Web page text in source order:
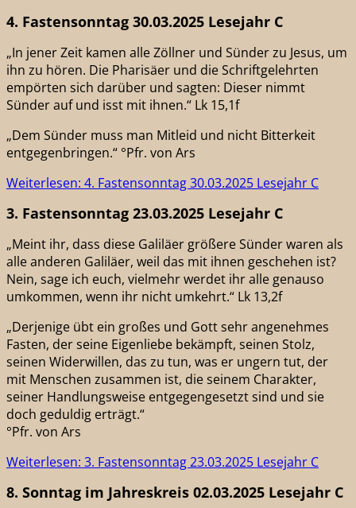
4. Fastensonntag 30.03.2025 Lesejahr C
„In jener Zeit kamen alle Zöllner und Sünder zu Jesus, um
ihn zu hören. Die Pharisäer und die Schriftgelehrten
empörten sich darüber und sagten: Dieser nimmt
Sünder auf und isst mit ihnen.“ Lk 15,1f
„Dem Sünder muss man Mitleid und nicht Bitterkeit
entgegenbringen.“ °Pfr. von Ars
Weiterlesen: 4. Fastensonntag 30.03.2025 Lesejahr C
3. Fastensonntag 23.03.2025 Lesejahr C
„Meint ihr, dass diese Galiläer größere Sünder waren als
alle anderen Galiläer, weil das mit ihnen geschehen ist?
Nein, sage ich euch, vielmehr werdet ihr alle genauso
umkommen, wenn ihr nicht umkehrt.“ Lk 13,2f
„Derjenige übt ein großes und Gott sehr angenehmes
Fasten, der seine Eigenliebe bekämpft, seinen Stolz,
seinen Widerwillen, das zu tun, was er ungern tut, der
mit Menschen zusammen ist, die seinem Charakter,
seiner Handlungsweise entgegengesetzt sind und sie
doch geduldig erträgt.“
°Pfr. von Ars
Weiterlesen: 3. Fastensonntag 23.03.2025 Lesejahr C
8. Sonntag im Jahreskreis 02.03.2025 Lesejahr C